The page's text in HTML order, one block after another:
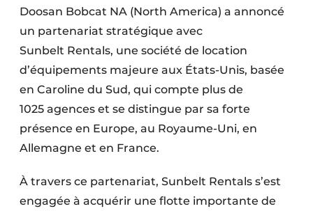
Doosan Bobcat NA (North America) a annoncé
un partenariat stratégique avec
Sunbelt Rentals, une société de location
d’équipements majeure aux États-Unis, basée
en Caroline du Sud, qui compte plus de
1025 agences et se distingue par sa forte
présence en Europe, au Royaume-Uni, en
Allemagne et en France.
À travers ce partenariat, Sunbelt Rentals s’est
engagée à acquérir une flotte importante de